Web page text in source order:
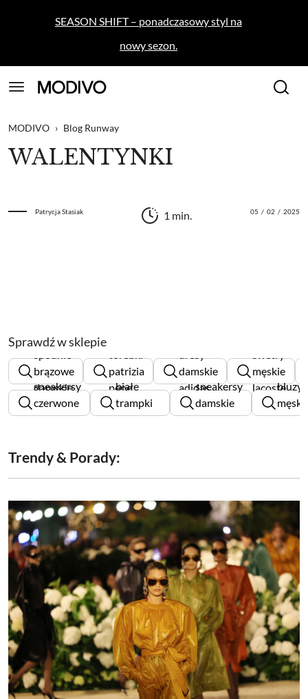
SEASON SHIFT – ponadczasowy styl na
nowy sezon.
MODIVO › Blog Runway
WALENTYNKI
Patrycja Stasiak 1 min. 05 / 02 / 2025
Sprawdź w sklepie
brązowe
damskie
patrizia
pepe
damskie
adidas
męskie
lacoste
sneakersy
czerwone
damskie
białe
trampki
chłopięce
sneakersy
damskie
lasocki
bluzy
guess
Trendy & Porady: